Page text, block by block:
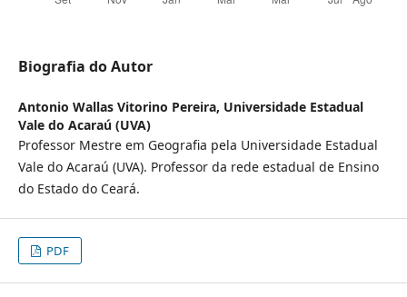
Biografia do Autor
Antonio Wallas Vitorino Pereira, Universidade Estadual
Vale do Acaraú (UVA)
Professor Mestre em Geografia pela Universidade Estadual
Vale do Acaraú (UVA). Professor da rede estadual de Ensino
do Estado do Ceará.
PDF